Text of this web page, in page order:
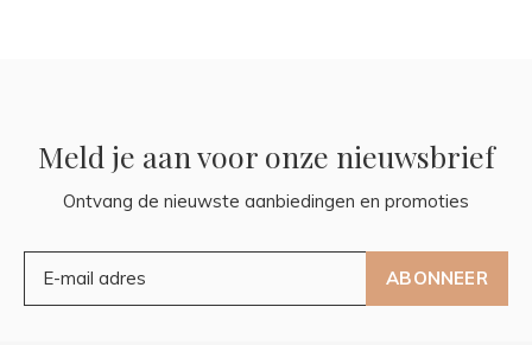
Meld je aan voor onze nieuwsbrief
Ontvang de nieuwste aanbiedingen en promoties
ABONNEER